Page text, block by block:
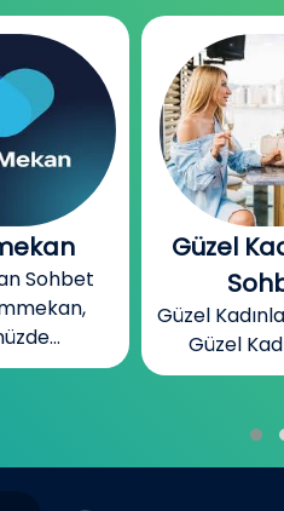
Sohbet
Cinsel
Sohbet
Cinsel
Siteleri